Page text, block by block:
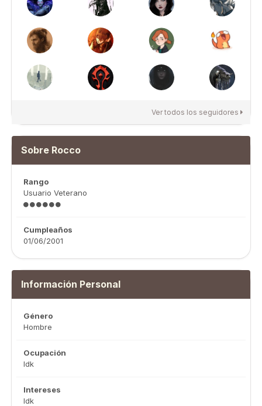
Ver todos los seguidores
Sobre Rocco
Rango
Usuario Veterano
Cumpleaños
01/06/2001
Información Personal
Género
Hombre
Ocupación
Idk
Intereses
Idk